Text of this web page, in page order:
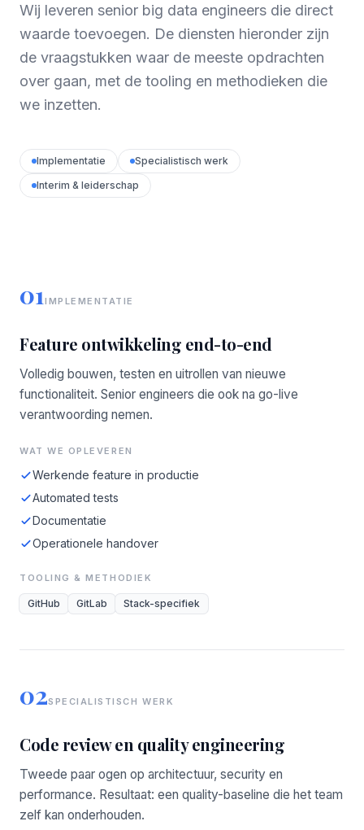
Wij leveren senior big data engineers die direct
waarde toevoegen. De diensten hieronder zijn
de vraagstukken waar de meeste opdrachten
over gaan, met de tooling en methodieken die
we inzetten.
Implementatie
Specialistisch werk
Interim & leiderschap
01IMPLEMENTATIE
Feature ontwikkeling end-to-end
Volledig bouwen, testen en uitrollen van nieuwe
functionaliteit. Senior engineers die ook na go-live
verantwoording nemen.
WAT WE OPLEVEREN
Werkende feature in productie
Automated tests
Documentatie
Operationele handover
TOOLING & METHODIEK
GitHub GitLab Stack-specifiek
02SPECIALISTISCH WERK
Code review en quality engineering
Tweede paar ogen op architectuur, security en
performance. Resultaat: een quality-baseline die het team
zelf kan onderhouden.